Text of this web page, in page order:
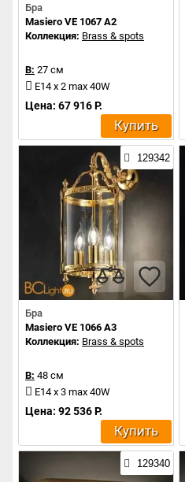
Бра
Masiero VE 1067 A2
Коллекция: Brass & spots
В: 27 см
E14 x 2 max 40W
Цена: 67 916 Р.
Купить
129342
Бра
Masiero VE 1066 A3
Коллекция: Brass & spots
В: 48 см
E14 x 3 max 40W
Цена: 92 536 Р.
Купить
129340